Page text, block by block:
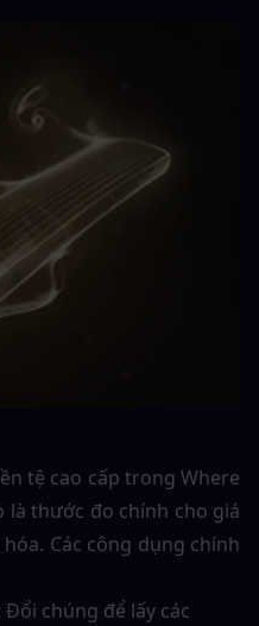
tệ cao cấp trong Where
là thước đo chính cho giá
Các công dụng chính
Đổi chúng để lấy các